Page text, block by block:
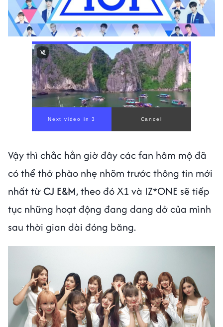
00:00/ 00:56
Vậy thì chắc hẳn giờ đây các fan hâm mộ đã
có thể thở phào nhẹ nhõm trước thông tin mới
nhất từCJ E&M, theo đó X1 và IZ*ONE sẽ tiếp
tục những hoạt động đang dang dở của mình
sau thời gian dài đóng băng.